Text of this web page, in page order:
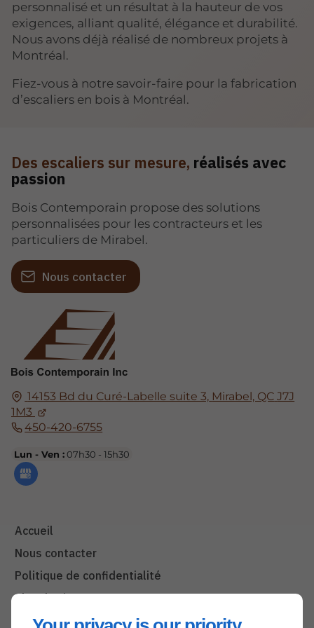
personnalisé et un résultat à la hauteur de vos
exigences, alliant qualité, élégance et durabilité.
Nous avons déjà réalisé de nombreux projets à
Montréal.
Fiez-vous à notre savoir-faire pour la fabrication
d’escaliers en bois à Montréal.
14153 Bd du Curé-Labelle suite 3, Mirabel, QC J7J
1M3
450-420-6755
Lun - Ven :07h30 - 15h30
Accueil
Nous contacter
Politique de confidentialité
Plan du site
Des escaliers sur mesure, réalisés avec
passion
Bois Contemporain propose des solutions
personnalisées pour les contracteurs et les
particuliers de Mirabel.
Nous contacter